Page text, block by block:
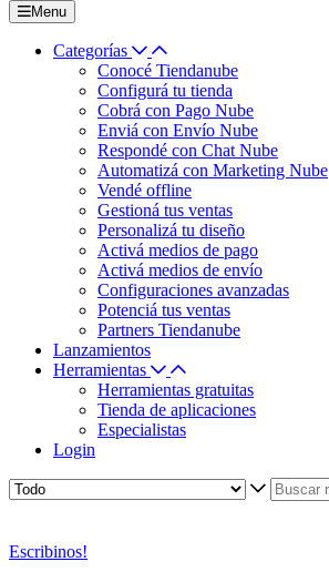
Menu
Categorías
Conocé Tiendanube
Configurá tu tienda
Cobrá con Pago Nube
Enviá con Envío Nube
Respondé con Chat Nube
Automatizá con Marketing Nube
Vendé offline
Gestioná tus ventas
Personalizá tu diseño
Activá medios de pago
Activá medios de envío
Configuraciones avanzadas
Potenciá tus ventas
Partners Tiendanube
Lanzamientos
Herramientas
Herramientas gratuitas
Tienda de aplicaciones
Especialistas
Login
Escribinos!